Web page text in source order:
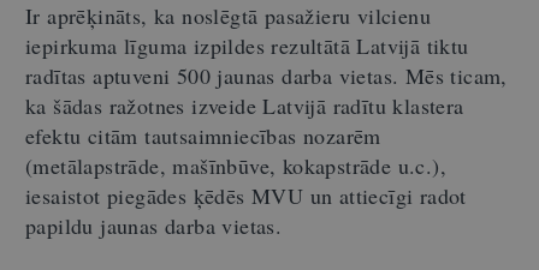
Ir aprēķināts, ka noslēgtā pasažieru vilcienu
iepirkuma līguma izpildes rezultātā Latvijā tiktu
radītas aptuveni 500 jaunas darba vietas. Mēs ticam,
ka šādas ražotnes izveide Latvijā radītu klastera
efektu citām tautsaimniecības nozarēm
(metālapstrāde, mašīnbūve, kokapstrāde u.c.),
iesaistot piegādes ķēdēs MVU un attiecīgi radot
papildu jaunas darba vietas.